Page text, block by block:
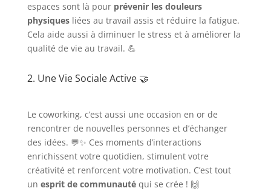
espaces sont là pour prévenir les douleurs
physiquesliées au travail assis et réduire la fatigue.
Cela aide aussi à diminuer le stress et à améliorer la
qualité de vie au travail. 💪
2. Une Vie Sociale Active 🤝
Le coworking, c’est aussi une occasion en or de
rencontrer de nouvelles personnes et d’échanger
des idées. 💬✨ Ces moments d’interactions
enrichissent votre quotidien, stimulent votre
créativité et renforcent votre motivation. C’est tout
un esprit de communautéqui se crée ! 🙌